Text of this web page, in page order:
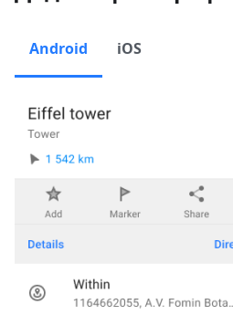
Android iOS